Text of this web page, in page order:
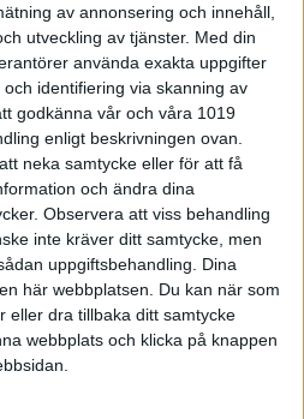
av annonsering och innehåll,
utveckling av tjänster. Med din
använda exakta uppgifter
identifiering via skanning av
godkänna vår och våra 1019
enligt beskrivningen ovan.
neka samtycke eller för att få
och ändra dina
Observera att viss behandling
inte kräver ditt samtycke, men
uppgiftsbehandling. Dina
här webbplatsen. Du kan när som
eller dra tillbaka ditt samtycke
webbplats och klicka på knappen
40 år - här är